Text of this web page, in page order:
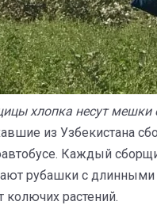
хлопка несут мешки
из Узбекистана
Каждый
рубашки с длинными
колючих растений.